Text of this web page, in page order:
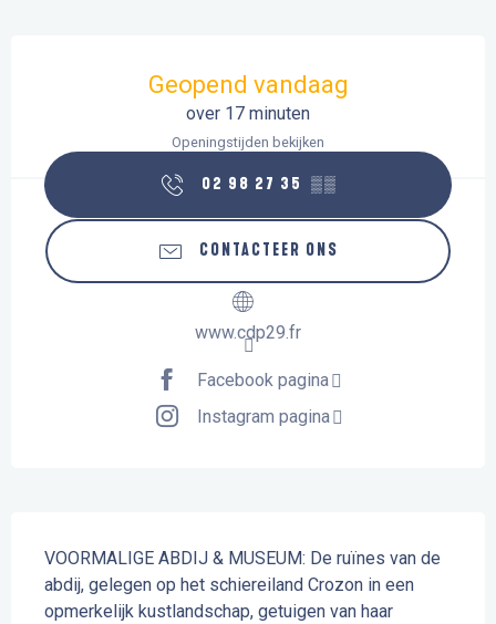
Geopend vandaag
over 17 minuten
Openingstijden bekijken
02 98 27 35 ▒▒
CONTACTEER ONS
www.cdp29.fr
Facebook pagina
Instagram pagina
VOORMALIGE ABDIJ & MUSEUM: De ruïnes van de
abdij, gelegen op het schiereiland Crozon in een
opmerkelijk kustlandschap, getuigen van haar